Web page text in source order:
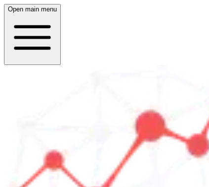
Open main menu